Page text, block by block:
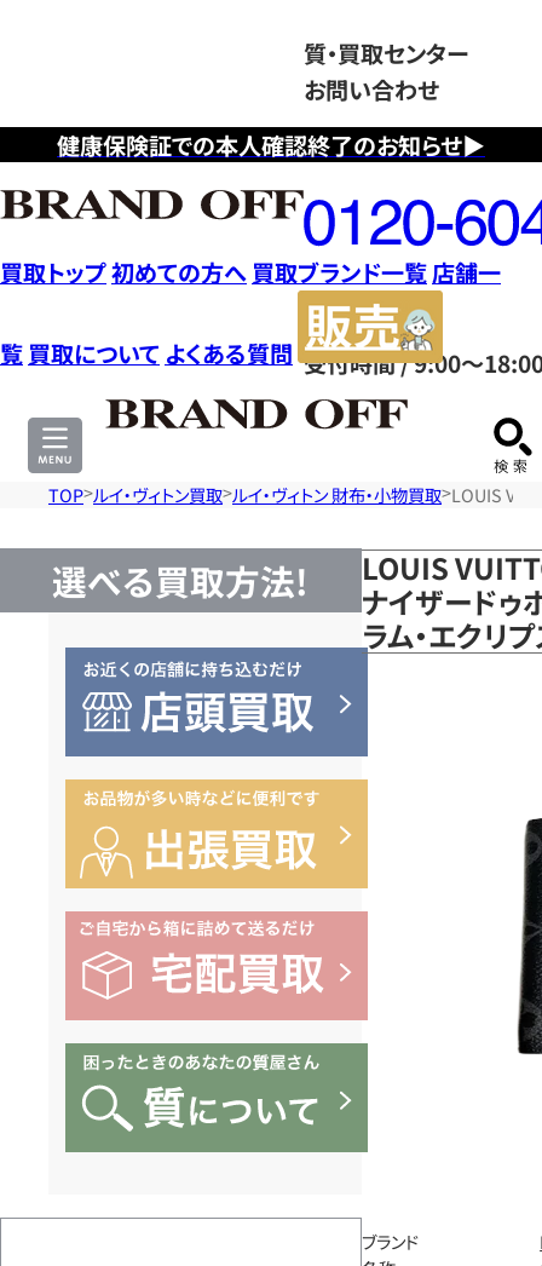
健康保険証での本人確認終了のお知らせ▶
質・買取センター
お問い合わせ
フ
リ
ー
ダ
イ
ヤ
ル
0120604117
受付時間 / 9:00～
買取トップ初めての方へ 買取ブランド一覧店舗一
覧 買取について よくある質問
サ
TOP ルイ・ヴィトン買取 ルイ・ヴィトン 財布・小物買取 LOUIS
選べる買取方法!
LOUIS
ナイザードゥ
ラム・エクリ
ブランド